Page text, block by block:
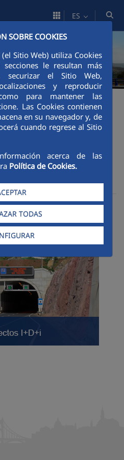
SOBRE COOKIES
(el Sitio Web) utiliza Cookies
le resultan más
securizar el Sitio Web,
y reproducir
para mantener las
Las Cookies contienen
en su navegador y, de
cuando regrese al Sitio
acerca de las
Política de Cookies.
TODAS
ES
innovación